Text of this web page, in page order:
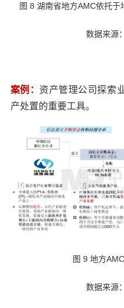
图 8 湖南省地方AMC依托
数据来源
案例： 资产管理公司探索
产处置的重要工具。
图 9 地方
数据来源